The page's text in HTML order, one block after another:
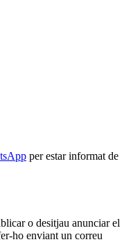
per estar informat de
o desitjau anunciar el
ho enviant un correu